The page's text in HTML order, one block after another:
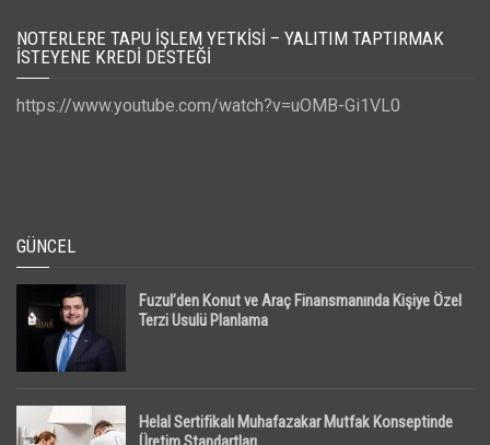
NOTERLERE TAPU İŞLEM YETKISI – YALITIM TAPTIRMAK
İSTEYENE KREDI DESTEĞI
https://www.youtube.com/watch?v=uOMB-Gi1VL0
GÜNCEL
Fuzul’den Konut ve Araç Finansmanında Kişiye Özel
Terzi Usulü Planlama
Helal Sertifikalı Muhafazakar Mutfak Konseptinde